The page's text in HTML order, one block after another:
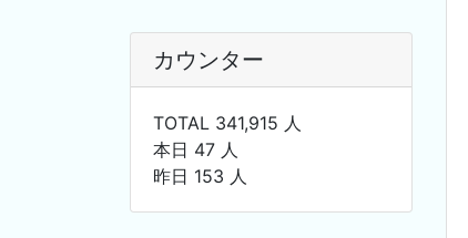
カウンター
TOTAL 341,915 人
本日 47 人
昨日 153 人